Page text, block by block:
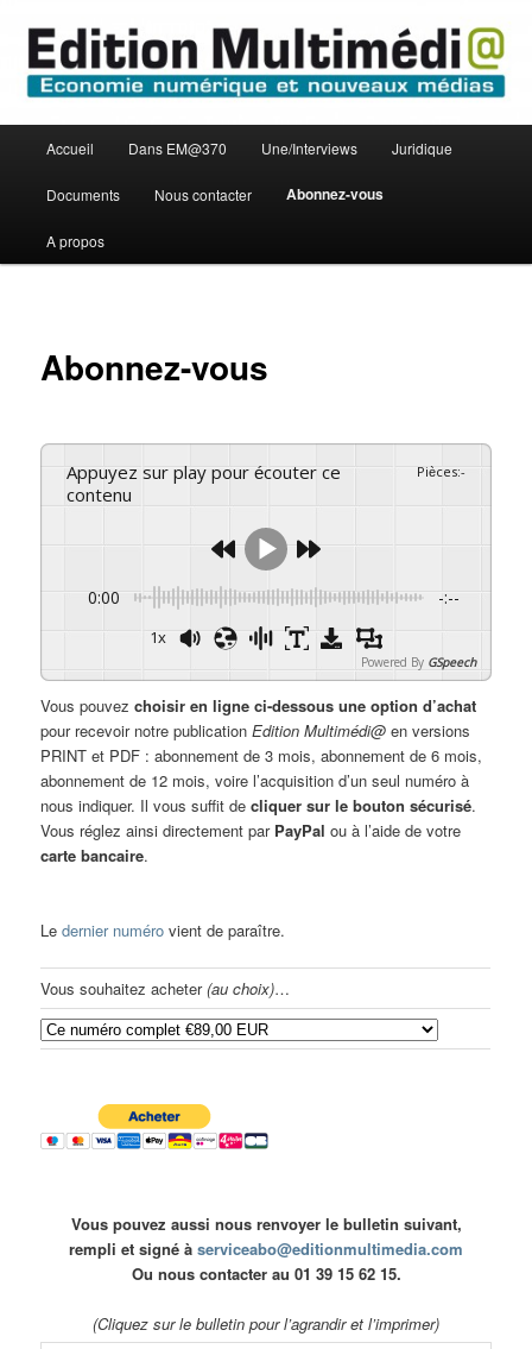
contenu
principalEdition Multimédi@
principal
Accueil Dans EM@370 Une/Interviews Juridique
Documents Nous contacter Abonnez-vous
A propos
Abonnez-vous
Appuyez sur play pour écouter ce
contenu
Pièces:-
0:00 -:--
1x
Powered By GSpeech
Vous pouvezchoisir en ligne ci-dessous une option d’achat
pour recevoir notre publicationEdition Multimédi@ en versions
PRINT et PDF : abonnement de 3 mois, abonnement de 6 mois,
abonnement de 12 mois, voire l’acquisition d’un seul numéro à
nous indiquer. Il vous suffit decliquer sur le bouton sécurisé.
Vous réglez ainsi directement par PayPal ou à l’aide de votre
carte bancaire.
Ledernier numéro vient de paraître.
Vous souhaitez acheter(au choix)…
Vous pouvez aussi nous renvoyer le bulletin suivant,
rempli et signé à serviceabo@editionmultimedia.com
Ou nous contacter au 01 39 15 62 15.
(Cliquez sur le bulletin pour l’agrandir et l’imprimer)